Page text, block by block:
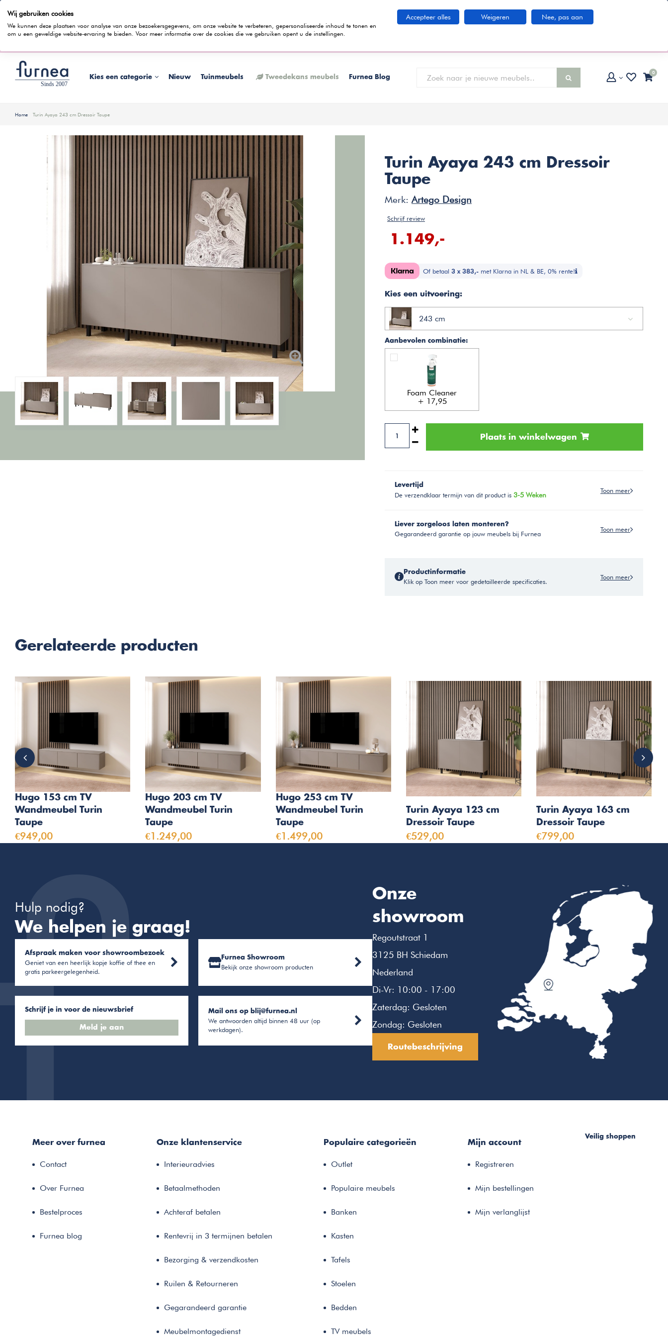
100 dagen bedenktijd
Wist je dat je ook in termijnen kunt betalen? Tijdens het bestelproces kun je kiezen voor de
Kies een categorie Nieuw Tuinmeubels Tweedekans meubels Furnea Blog
0
Home Turin Ayaya 243 cm Dressoir Taupe
Turin Ayaya 243 cm Dressoir
Taupe
Merk: Artego Design
Schrijf review
1.149,-
Of betaal 3 x 383,- met Klarna in NL & BE, 0% rente!
Kies een uitvoering:
243 cm
Aanbevolen combinatie:
Foam Cleaner
+ 17,95
Plaats in winkelwagen
Levertijd
De verzendklaar termijn van dit product is 3-5 Weken
Toon meer
Liever zorgeloos laten monteren?
Gegarandeerd garantie op jouw meubels bij Furnea
Toon meer
Productinformatie
Klik op Toon meer voor gedetailleerde specificaties.
Toon meer
Gerelateerde producten
Hugo 153 cm TV
Wandmeubel Turin
Taupe
€949,00
Hugo 203 cm TV
Wandmeubel Turin
Taupe
€1.249,00
Hugo 253 cm TV
Wandmeubel Turin
Taupe
€1.499,00
Turin Ayaya 123 cm
Dressoir Taupe
€529,00
Turin Ayaya 163 cm
Dressoir Taupe
€799,00
Hulp nodig?
We helpen je graag!
Afspraak maken voor showroombezoek
Geniet van een heerlijk kopje koffie of thee en
gratis parkeergelegenheid.
Furnea Showroom
Bekijk onze showroom producten
Schrijf je in voor de nieuwsbrief
Meld je aan
Mail ons op blij@furnea.nl
We antwoorden altijd binnen 48 uur (op
werkdagen).
Onze
showroom
Regoutstraat 1
3125 BH Schiedam
Nederland
Di-Vr: 10:00 - 17:00
Zaterdag: Gesloten
Zondag: Gesloten
Routebeschrijving
Meer over furnea
Contact
Over Furnea
Bestelproces
Furnea blog
Onze klantenservice
Interieuradvies
Betaalmethoden
Achteraf betalen
Rentevrij in 3 termijnen betalen
Bezorging & verzendkosten
Ruilen & Retourneren
Gegarandeerd garantie
Meubelmontagedienst
Populaire categorieën
Outlet
Populaire meubels
Banken
Kasten
Tafels
Stoelen
Bedden
TV meubels
Mijn account
Registreren
Mijn bestellingen
Mijn verlanglijst
Veilig shoppen
Wij gebruiken cookies
We kunnen deze plaatsen voor analyse van onze bezoekersgegevens, om onze website te verbeteren, gepersonaliseerde inhoud te tonen en
om u een geweldige website-ervaring te bieden. Voor meer informatie over de cookies die we gebruiken opent u de instellingen.
Accepteer alles Weigeren Nee, pas aan